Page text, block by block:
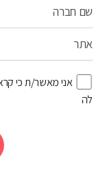
שם חברה
אתר
אני מאשר/ת כי
לה